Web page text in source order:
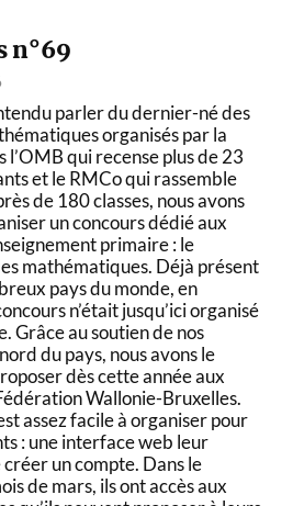
n°69
parler du dernier-né des
organisés par la
l’OMB qui recense plus de 23
et le RMCo qui rassemble
de 180 classes, nous avons
un concours dédié aux
primaire : le
mathématiques. Déjà présent
pays du monde, en
n’était jusqu’ici organisé
Grâce au soutien de nos
du pays, nous avons le
dès cette année aux
Wallonie-Bruxelles.
assez facile à organiser pour
: une interface web leur
un compte. Dans le
de mars, ils ont accès aux